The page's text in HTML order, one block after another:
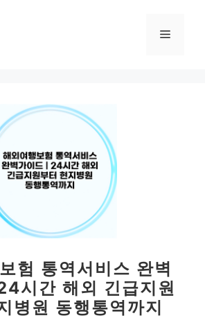
메
험 통역서비스 완벽
시간 해외 긴급지원
병원 동행통역까지